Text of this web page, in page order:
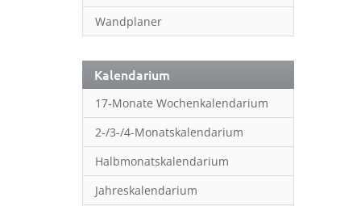
Wandplaner
Kalendarium
17-Monate Wochenkalendarium
2-/3-/4-Monatskalendarium
Halbmonatskalendarium
Jahreskalendarium